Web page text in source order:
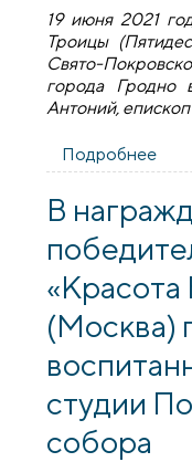
19 июня 2021
Троицы
Свято-
города Гродно
Антоний,
Подробнее
В
(Москва)
студии
собора